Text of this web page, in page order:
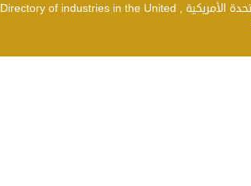
دليل الصناعات في الولايات المتحدة الأمريكية , شركات صناعية في الولايات المتحدة الأمريكية , Directory of industries in the United